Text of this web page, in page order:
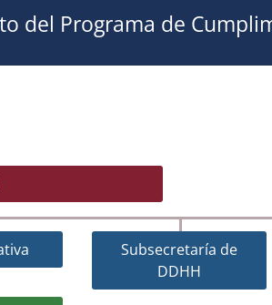
Programa de
Subsecretaría de
DDHH